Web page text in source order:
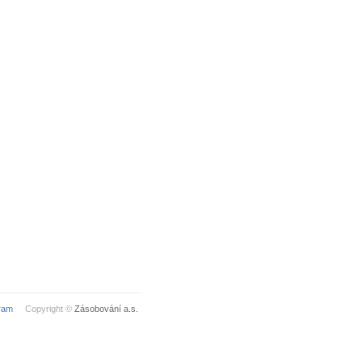
Copyright © Zásobování a.s.